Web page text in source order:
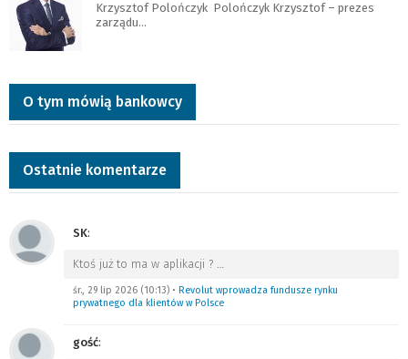
Krzysztof Polończyk Polończyk Krzysztof – prezes
zarządu…
O tym mówią bankowcy
Ostatnie komentarze
SK:
Ktoś już to ma w aplikacji ? …
śr., 29 lip 2026 (10:13) • Revolut wprowadza fundusze rynku
prywatnego dla klientów w Polsce
gość: